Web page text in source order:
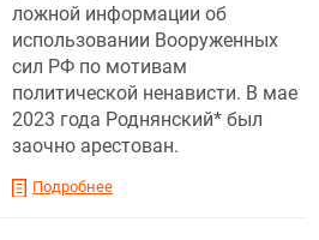
ложной информации об
использовании Вооруженных
сил РФ по мотивам
политической ненависти. В мае
2023 года Роднянский* был
заочно арестован.
Подробнее